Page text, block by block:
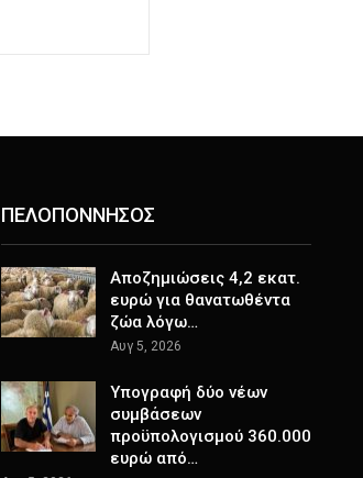
ΠΕΛΟΠΟΝΝΗΣΟΣ
Αποζημιώσεις 4,2 εκατ.
ευρώ για θανατωθέντα
ζώα λόγω…
Αυγ 5, 2026
Υπογραφή δύο νέων
συμβάσεων
προϋπολογισμού 360.000
ευρώ από…